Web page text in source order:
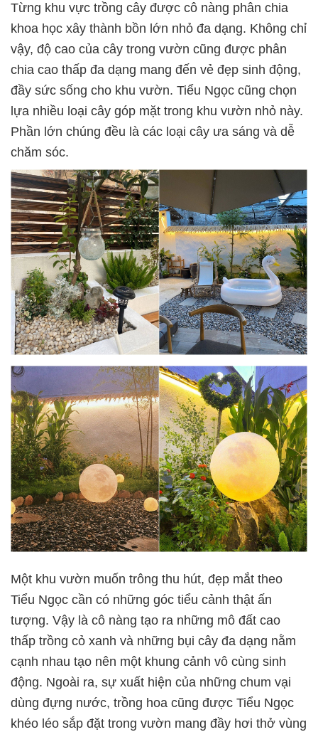
Từng khu vực trồng cây được cô nàng phân chia
khoa học xây thành bồn lớn nhỏ đa dạng. Không chỉ
vậy, độ cao của cây trong vườn cũng được phân
chia cao thấp đa dạng mang đến vẻ đẹp sinh động,
đầy sức sống cho khu vườn. Tiểu Ngọc cũng chọn
lựa nhiều loại cây góp mặt trong khu vườn nhỏ này.
Phần lớn chúng đều là các loại cây ưa sáng và dễ
chăm sóc.
Một khu vườn muốn trông thu hút, đẹp mắt theo
Tiểu Ngọc cần có những góc tiểu cảnh thật ấn
tượng. Vậy là cô nàng tạo ra những mô đất cao
thấp trồng cỏ xanh và những bụi cây đa dạng nằm
cạnh nhau tạo nên một khung cảnh vô cùng sinh
động. Ngoài ra, sự xuất hiện của những chum vại
dùng đựng nước, trồng hoa cũng được Tiểu Ngọc
khéo léo sắp đặt trong vườn mang đầy hơi thở vùng